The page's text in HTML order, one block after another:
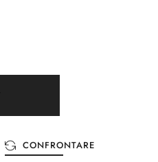
CONFRONTARE